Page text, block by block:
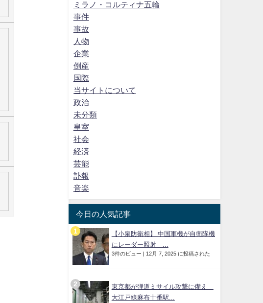
ミラノ・コルティナ五輪
事件
事故
人物
企業
倒産
国際
当サイトについて
政治
未分類
皇室
社会
経済
芸能
訃報
音楽
今日の人気記事
【小泉防衛相】 中国軍機が自衛隊機
にレーダー照射 ...
3件のビュー | 12月 7, 2025 に投稿された
東京都が弾道ミサイル攻撃に備え
大江戸線麻布十番駅...